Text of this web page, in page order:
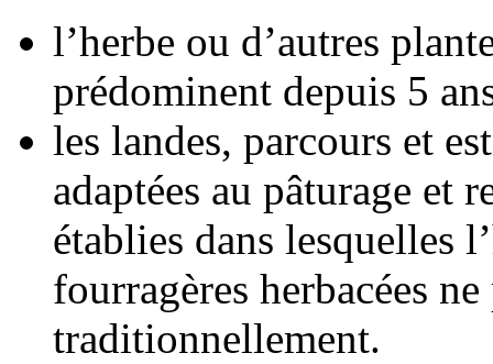
l’herbe ou d’autres
prédominent depuis 5
les landes, parcours et
adaptées au pâturage et
établies dans lesquelles
fourragères herbacées
traditionnellement.